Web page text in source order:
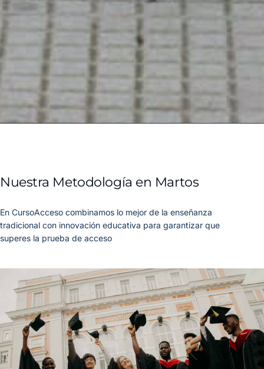
Nuestra Metodología en Martos
En CursoAcceso combinamos lo mejor de la enseñanza
tradicional con innovación educativa para garantizar que
superes la prueba de acceso